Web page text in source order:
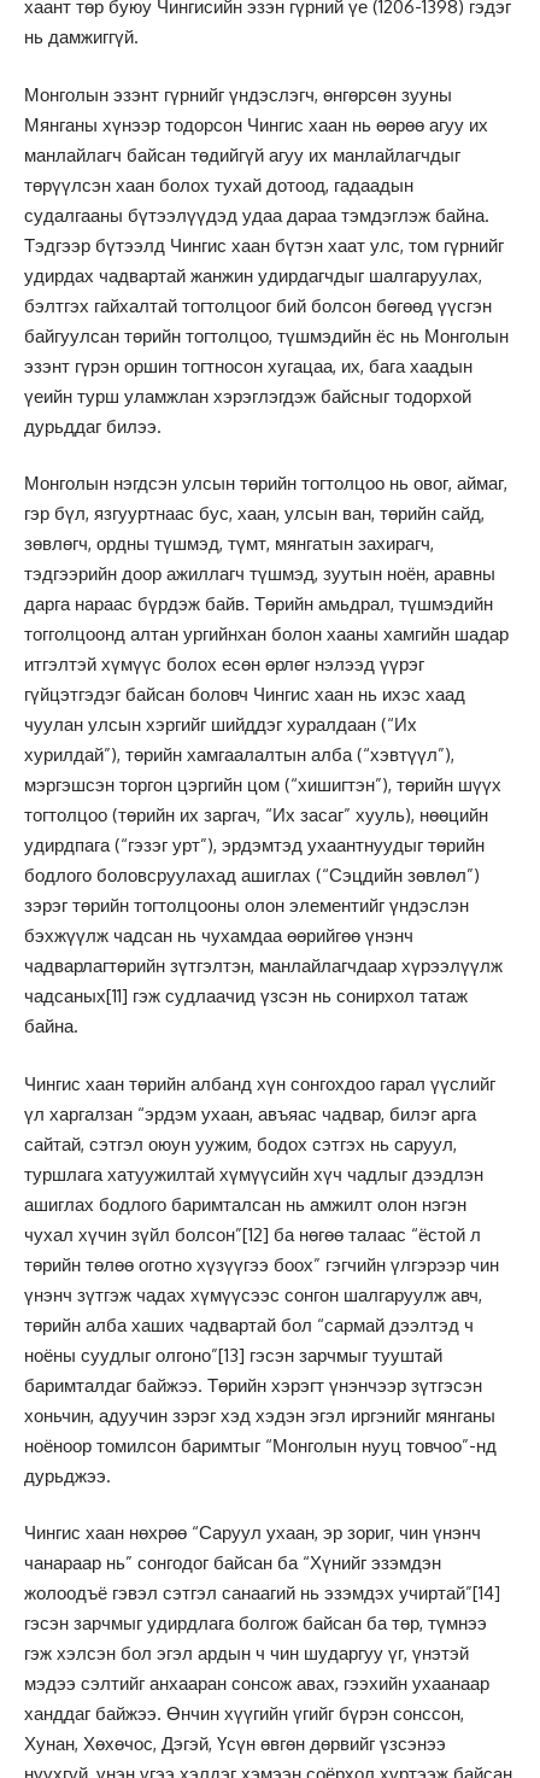
хаант төр буюу Чингисийн эзэн гүрний үе (1206-1398) гэдэг
нь дамжиггүй.
Монголын эзэнт гүрнийг үндэслэгч, өнгөрсөн зууны
Мянганы хүнээр тодорсон Чингис хаан нь өөрөө агуу их
манлайлагч байсан төдийгүй агуу их манлайлагчдыг
төрүүлсэн хаан болох тухай дотоод, гадаадын
судалгааны бүтээлүүдэд удаа дараа тэмдэглэж байна.
Тэдгээр бүтээлд Чингис хаан бүтэн хаат улс, том гүрнийг
удирдах чадвартай жанжин удирдагчдыг шалгаруулах,
бэлтгэх гайхалтай тогтолцоог бий болсон бөгөөд үүсгэн
байгуулсан төрийн тогтолцоо, түшмэдийн ёс нь Монголын
эзэнт гүрэн оршин тогтносон хугацаа, их, бага хаадын
үеийн турш уламжлан хэрэглэгдэж байсныг тодорхой
дурьддаг билээ.
Монголын нэгдсэн улсын төрийн тогтолцоо нь овог, аймаг,
гэр бүл, язгууртнаас бус, хаан, улсын ван, төрийн сайд,
зөвлөгч, ордны түшмэд, түмт, мянгатын захирагч,
тэдгээрийн доор ажиллагч түшмэд, зуутын ноён, аравны
дарга нараас бүрдэж байв. Төрийн амьдрал, түшмэдийн
тогголцоонд алтан ургийнхан болон хааны хамгийн шадар
итгэлтэй хүмүүс болох есөн өрлөг нэлээд үүрэг
гүйцэтгэдэг байсан боловч Чингис хаан нь ихэс хаад
чуулан улсын хэргийг шийддэг хуралдаан (“Их
хурилдай”), төрийн хамгаалалтын алба (“хэвтүүл”),
мэргэшсэн торгон цэргийн цом (“хишигтэн”), төрийн шүүх
тогтолцоо (төрийн их заргач, “Их засаг” хууль), нөөцийн
удирдпага (“гэзэг урт”), эрдэмтэд ухаантнуудыг төрийн
бодлого боловсруулахад ашиглах (“Сэцдийн зөвлөл”)
зэрэг төрийн тогтолцооны олон элементийг үндэслэн
бэхжүүлж чадсан нь чухамдаа өөрийгөө үнэнч
чадварлагтөрийн зүтгэлтэн, манлайлагчдаар хүрээлүүлж
чадсаных[11] гэж судлаачид үзсэн нь сонирхол татаж
байна.
Чингис хаан төрийн албанд хүн сонгохдоо гарал үүслийг
үл харгалзан “эрдэм ухаан, авъяас чадвар, билэг арга
сайтай, сэтгэл оюун уужим, бодох сэтгэх нь саруул,
туршлага хатуужилтай хүмүүсийн хүч чадлыг дээдлэн
ашиглах бодлого баримталсан нь амжилт олон нэгэн
чухал хүчин зүйл болсон”[12] ба нөгөө талаас “ёстой л
төрийн төлөө оготно хүзүүгээ боох” гэгчийн үлгэрээр чин
үнэнч зүтгэж чадах хүмүүсээс сонгон шалгаруулж авч,
төрийн алба хаших чадвартай бол “сармай дээлтэд ч
ноёны суудлыг олгоно”[13] гэсэн зарчмыг тууштай
баримталдаг байжээ. Төрийн хэрэгт үнэнчээр зүтгэсэн
хоньчин, адуучин зэрэг хэд хэдэн эгэл иргэнийг мянганы
ноёноор томилсон баримтыг “Монголын нууц товчоо”-нд
дурьджээ.
Чингис хаан нөхрөө “Саруул ухаан, эр зориг, чин үнэнч
чанараар нь” сонгодог байсан ба “Хүнийг эзэмдэн
жолоодъё гэвэл сэтгэл санаагий нь эзэмдэх учиртай”[14]
гэсэн зарчмыг удирдлага болгож байсан ба төр, түмнээ
гэж хэлсэн бол эгэл ардын ч чин шударгуу үг, үнэтэй
мэдээ сэлтийг анхааран сонсож авах, гээхийн ухаанаар
ханддаг байжээ. Өнчин хүүгийн үгийг бүрэн сонссон,
Хунан, Хөхөчос, Дэгэй, Үсүн өвгөн дөрвийг үзсэнээ